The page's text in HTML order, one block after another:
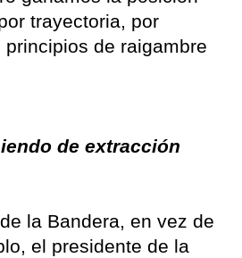
trayectoria, por
de raigambre
de extracción
la Bandera, en vez de
el presidente de la